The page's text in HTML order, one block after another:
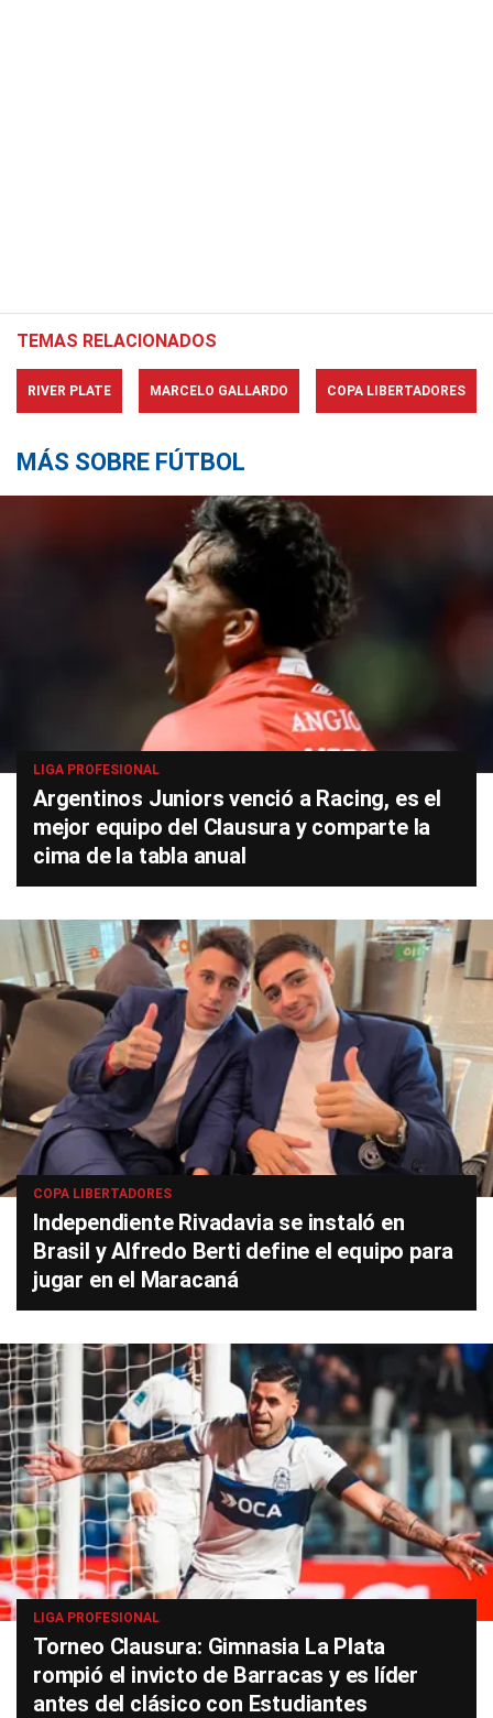
TEMAS RELACIONADOS
RIVER PLATE MARCELO GALLARDO COPA LIBERTADORES
MÁS SOBRE FÚTBOL
LIGA PROFESIONAL
Argentinos Juniors venció a Racing, es el
mejor equipo del Clausura y comparte la
cima de la tabla anual
COPA LIBERTADORES
Independiente Rivadavia se instaló en
Brasil y Alfredo Berti define el equipo para
jugar en el Maracaná
LIGA PROFESIONAL
Torneo Clausura: Gimnasia La Plata
rompió el invicto de Barracas y es líder
antes del clásico con Estudiantes